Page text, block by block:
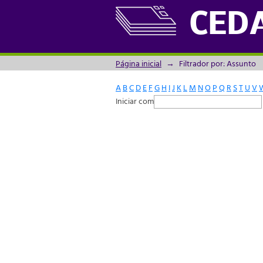
Filtrador por: Assunto
Página inicial → Filtrador por: Assunto
ABCDEFGH IJ KLM NOPQRSTUV
Iniciar com